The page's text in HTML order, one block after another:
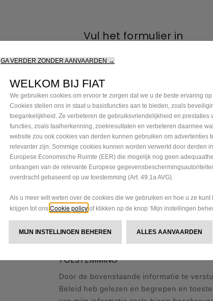
Vul het formulier in
Voornaam*
Bedrijfsnaam *
GSM*
Hoe mogen we je contacteren?
GSM
* Verplicht veld
TOESTEMMING
Door de bovenstaande informatie te
Beleid heb gelezen en begrepen en
GA VERDER ZONDER AANVAARDEN →
WELKOM BIJ FIAT
We gebruiken cookies om ervoor te zorgen dat we u de beste ervaring
Cookies stellen ons in staat u basisfuncties aan te bieden, zoals
toegankelijkheid. Ze verbeteren de gebruiksvriendelijkheid en prestaties
functies, zoals taalherkenning, zoekresultaten en verbeteren daarmee
website zou ook cookies van derden kunnen gebruiken om advertenties
relevanter zijn. Sommige cookies kunnen worden verwerkt door derden
Europese Economische Ruimte (EER) die mogelijk nog geen
ontvangen van de relevante Europese
overdracht gebaseerd op uw toestemming (Art. 49.1a AVG).
Als u meer wilt weten over de cookies die we gebruiken en hoe u ze kunt
krijgen tot ons Cookie policy of klikken op de knop ‘Mijn instellingen
MIJN INSTELLINGEN BEHEREN ALLES AANVAARDEN